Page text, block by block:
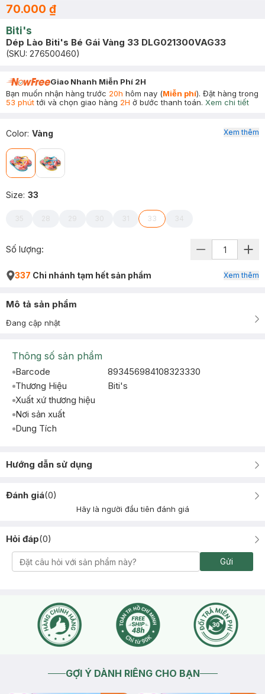
70.000 ₫
Biti's
Dép Lào Biti's Bé Gái Vàng 33 DLG021300VAG33
(SKU: 276500460)
Giao Nhanh Miễn Phí 2H
Bạn muốn nhận hàng trước 20h hôm nay (Miễn phí). Đặt hàng trong
53 phúttới và chọn giao hàng 2H ở bước thanh toán. Xem chi tiết
Color: Vàng
Size: 33
35 28 29 30 31 33 34
Xem thêm
Số lượng:
337 Chi nhánh tạm hết sản phẩm Xem thêm
Mô tả sản phẩm
Đang cập nhật
Thông số sản phẩm
Barcode
893456984108323330
Thương Hiệu
Biti's
Xuất xứ thương hiệu
Nơi sản xuất
Dung Tích
Hướng dẫn sử dụng
Đánh giá(0)
Hãy là người đầu tiên đánh giá
Hỏi đáp(0)
Gửi
GỢI Ý DÀNH RIÊNG CHO BẠN